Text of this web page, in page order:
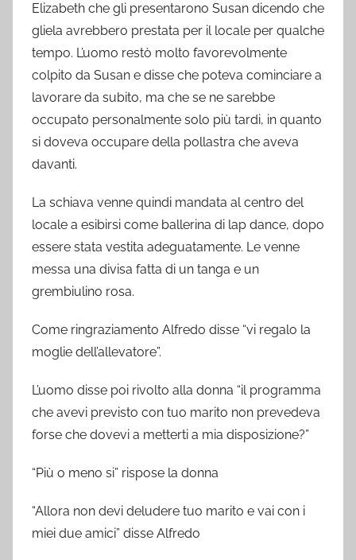
Elizabeth che gli presentarono Susan dicendo che
gliela avrebbero prestata per il locale per qualche
tempo. L’uomo restò molto favorevolmente
colpito da Susan e disse che poteva cominciare a
lavorare da subito, ma che se ne sarebbe
occupato personalmente solo più tardi, in quanto
si doveva occupare della pollastra che aveva
davanti.
La schiava venne quindi mandata al centro del
locale a esibirsi come ballerina di lap dance, dopo
essere stata vestita adeguatamente. Le venne
messa una divisa fatta di un tanga e un
grembiulino rosa.
Come ringraziamento Alfredo disse “vi regalo la
moglie dell’allevatore”.
L’uomo disse poi rivolto alla donna “il programma
che avevi previsto con tuo marito non prevedeva
forse che dovevi a metterti a mia disposizione?”
“Più o meno si” rispose la donna
“Allora non devi deludere tuo marito e vai con i
miei due amici” disse Alfredo